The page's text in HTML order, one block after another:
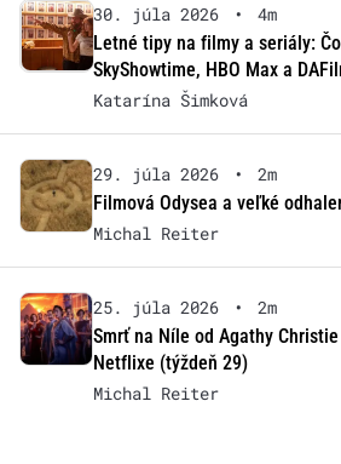
30. júla 2026 •
4m
Letné tipy na filmy a seriály:
SkyShowtime, HBO Max a
Katarína Šimková
29. júla 2026 •
2m
Filmová Odysea a veľké
Michal Reiter
25. júla 2026 •
2m
Smrť na Níle od Agathy
Netflixe (týždeň 29)
Michal Reiter